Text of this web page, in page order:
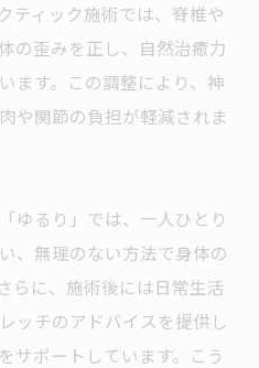
ティック施術では、脊椎や
の歪みを正し、自然治癒力
ます。この調整により、神
や関節の負担が軽減されま
ゆるり」では、一人ひとり
、無理のない方法で身体の
らに、施術後には日常生活
ッチのアドバイスを提供し
サポートしています。こう